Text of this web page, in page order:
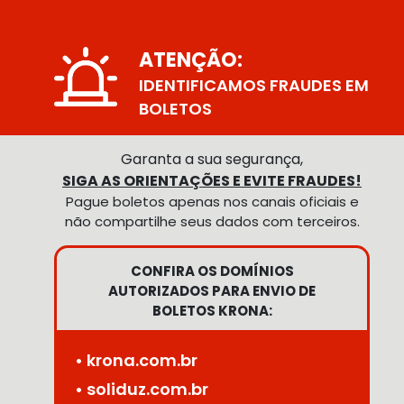
ATENÇÃO:
IDENTIFICAMOS FRAUDES EM
BOLETOS
Garanta a sua segurança,
SIGA AS ORIENTAÇÕES E EVITE FRAUDES!
Pague boletos apenas nos canais oficiais e
não compartilhe seus dados com terceiros.
CONFIRA OS DOMÍNIOS
AUTORIZADOS PARA ENVIO DE
BOLETOS KRONA:
• krona.com.br
• soliduz.com.br